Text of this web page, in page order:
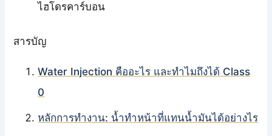
ไฮโดรคาร์บอน
สารบัญ
Water Injection คืออะไร และทำไมถึงได้ Class
0
หลักการทำงาน: น้ำทำหน้าที่แทนน้ำมันได้อย่างไร